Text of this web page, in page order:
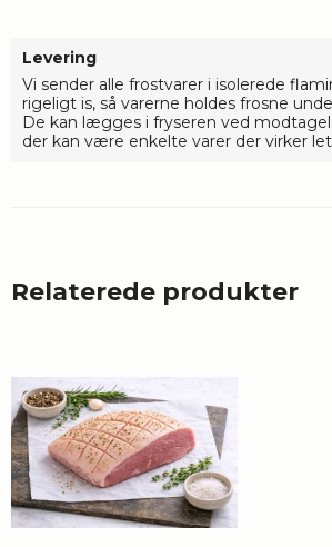
Levering
Vi sender alle frostvarer i isolerede
rigeligt is, så varerne holdes frosne
De kan lægges i fryseren ved
der kan være enkelte varer der virker
Relaterede produkter